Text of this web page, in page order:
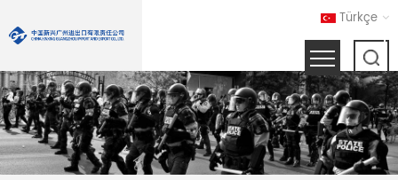
Türkçe